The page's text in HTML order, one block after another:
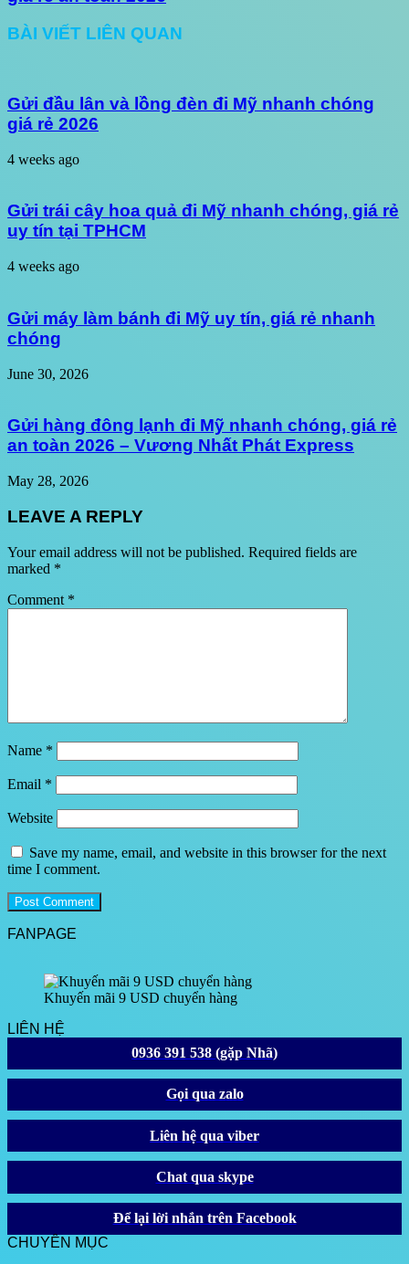
BÀI VIẾT LIÊN QUAN
Gửi đầu lân và lồng đèn đi Mỹ nhanh chóng
giá rẻ 2026
4 weeks ago
Gửi trái cây hoa quả đi Mỹ nhanh chóng, giá rẻ
uy tín tại TPHCM
4 weeks ago
Gửi máy làm bánh đi Mỹ uy tín, giá rẻ nhanh
chóng
June 30, 2026
Gửi hàng đông lạnh đi Mỹ nhanh chóng, giá rẻ
an toàn 2026 – Vương Nhất Phát Express
May 28, 2026
LEAVE A REPLY
Your email address will not be published. Required fields are
marked *
Comment *
Name *
Email *
Website
Save my name, email, and website in this browser for the next
time I comment.
FANPAGE
Khuyến mãi 9 USD chuyển hàng
LIÊN HỆ
0936 391 538 (gặp Nhã)
Gọi qua zalo
Liên hệ qua viber
Chat qua skype
Để lại lời nhắn trên Facebook
CHUYÊN MỤC